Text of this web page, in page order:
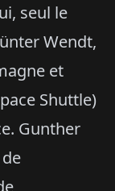
seul le
Wendt,
et
Shuttle)
Gunther